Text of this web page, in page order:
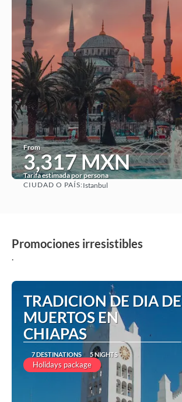
From
3,317 MXN
Tarifa estimada por persona
See
CIUDAD O PAÍS:Istanbul
Promociones irresistibles
.
TRADICION DE DIA DE
MUERTOS EN
CHIAPAS
7 DESTINATIONS 5 NIGHTS
Holidays package